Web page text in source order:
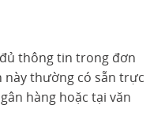
thông tin trong đơn
này thường có sẵn trực
hàng hoặc tại văn